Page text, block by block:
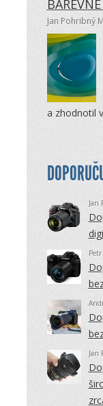
Jan Pohribný
a zhod­no­til
Jan
Jan